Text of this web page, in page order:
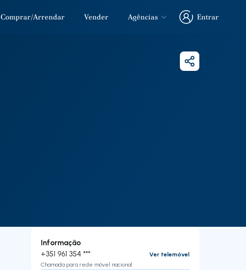
Comprar/Arrendar Vender Agências
Entrar
Entrar
Partilhar
Informação
+351 961 354 ***
Ver telemóvel
Chamada para rede móvel nacional